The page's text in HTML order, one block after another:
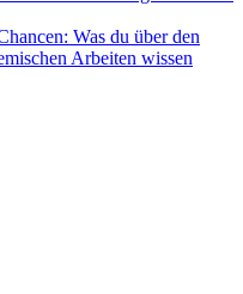
Was du über den
Arbeiten wissen